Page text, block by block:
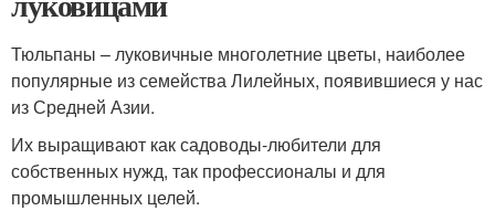
Тюльпаны – луковичные многолетние цветы, наиболее
популярные из семейства Лилейных, появившиеся у нас
из Средней Азии.
Их выращивают как садоводы-любители для
собственных нужд, так профессионалы и для
промышленных целей.